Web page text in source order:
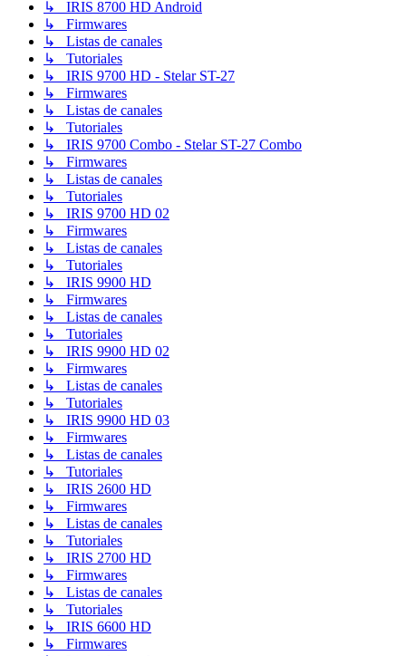
↳ IRIS 8700 HD Android
↳ Firmwares
↳ Listas de canales
↳ Tutoriales
↳ IRIS 9700 HD - Stelar ST-27
↳ Firmwares
↳ Listas de canales
↳ Tutoriales
↳ IRIS 9700 Combo - Stelar ST-27 Combo
↳ Firmwares
↳ Listas de canales
↳ Tutoriales
↳ IRIS 9700 HD 02
↳ Firmwares
↳ Listas de canales
↳ Tutoriales
↳ IRIS 9900 HD
↳ Firmwares
↳ Listas de canales
↳ Tutoriales
↳ IRIS 9900 HD 02
↳ Firmwares
↳ Listas de canales
↳ Tutoriales
↳ IRIS 9900 HD 03
↳ Firmwares
↳ Listas de canales
↳ Tutoriales
↳ IRIS 2600 HD
↳ Firmwares
↳ Listas de canales
↳ Tutoriales
↳ IRIS 2700 HD
↳ Firmwares
↳ Listas de canales
↳ Tutoriales
↳ IRIS 6600 HD
↳ Firmwares